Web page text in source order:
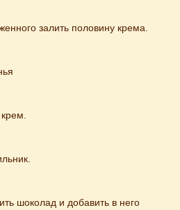
залить половину крема.
шоколад и добавить в него